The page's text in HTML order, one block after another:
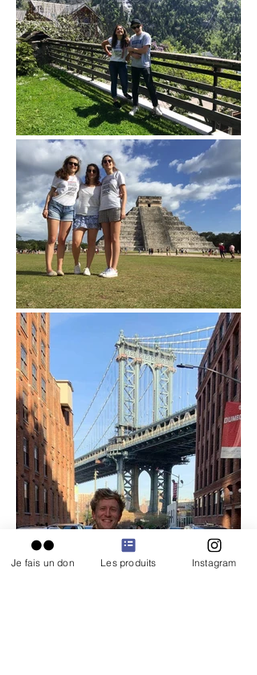
Je fais un don Les produits Instagram